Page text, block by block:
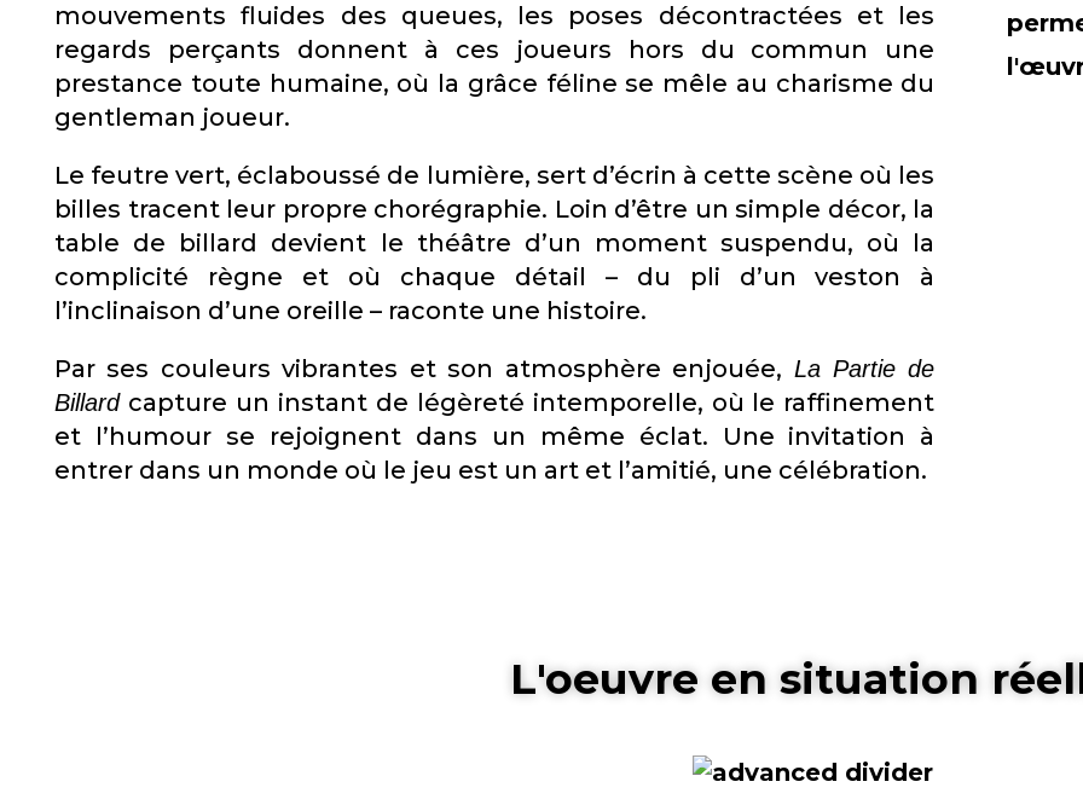
mouvements fluides des queues, les poses décontractées et les
regards perçants donnent à ces joueurs hors du commun une
prestance toute humaine, où la grâce féline se mêle au charisme du
gentleman joueur.
Le feutre vert, éclaboussé de lumière, sert d’écrin à cette scène où les
billes tracent leur propre chorégraphie. Loin d’être un simple décor, la
table de billard devient le théâtre d’un moment suspendu, où la
complicité règne et où chaque détail – du pli d’un veston à
l’inclinaison d’une oreille – raconte une histoire.
Par ses couleurs vibrantes et son atmosphère enjouée, La Partie de
Billardcapture un instant de légèreté intemporelle, où le raffinement
et l’humour se rejoignent dans un même éclat. Une invitation à
entrer dans un monde où le jeu est un art et l’amitié, une célébration.
L'oeuvre en situation